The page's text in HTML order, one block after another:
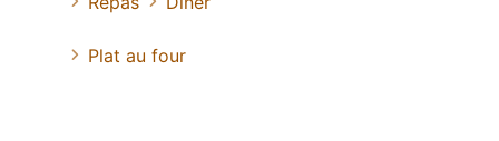
Plat au four